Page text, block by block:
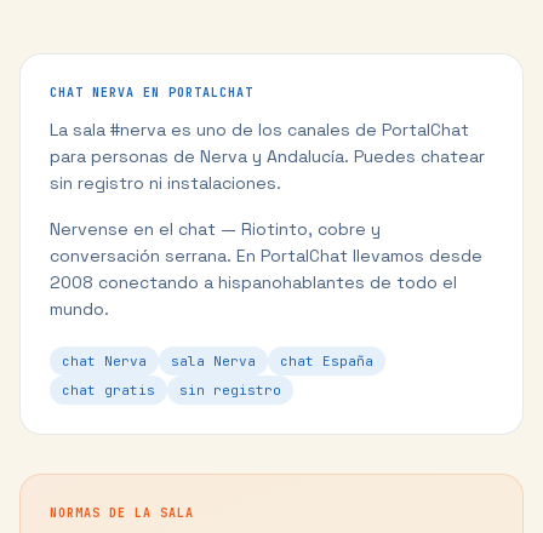
CHAT NERVA EN PORTALCHAT
La sala #nerva es uno de los canales de PortalChat
para personas de Nerva y Andalucía. Puedes chatear
sin registro ni instalaciones.
Nervense en el chat — Riotinto, cobre y
conversación serrana. En PortalChat llevamos desde
2008 conectando a hispanohablantes de todo el
mundo.
chat Nerva sala Nerva
chat España
chat gratis
sin registro
NORMAS DE LA SALA